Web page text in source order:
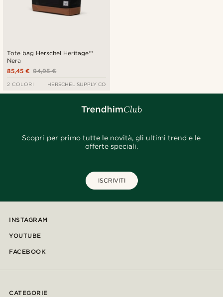
Tote bag Herschel Heritage™
Nera
94,95 €
85,45 €
2 COLORI HERSCHEL SUPPLY CO
Scopri per primo tutte le novità, gli ultimi trend e le
offerte speciali.
ISCRIVITI
INSTAGRAM
YOUTUBE
FACEBOOK
CATEGORIE